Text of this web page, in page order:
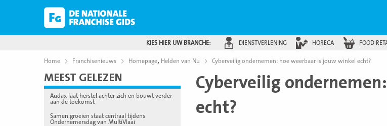
KIES HIER UW BRANCHE: DIENSTVERLENING HORECA FOOD
Home Franchisenieuws Homepage, Helden van Nu Cyberveilig ondernemen: hoe weerbaar is jouw winkel echt?
MEEST GELEZEN
Audax laat herstel achter zich en bouwt verder
aan de toekomst
Samen groeien staat centraal tijdens
Ondernemersdag van MultiVlaai
Cyberveilig
echt?